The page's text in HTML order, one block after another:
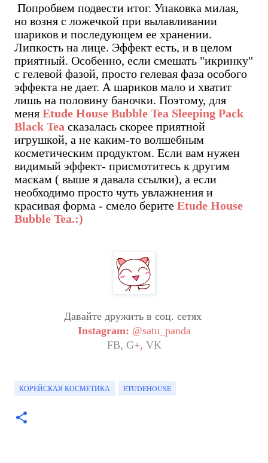
Попробвем подвести итог. Упаковка милая,
но возня с ложечкой при вылавливании
шариков и последующем ее хранении.
Липкость на лице. Эффект есть, и в целом
приятный. Особенно, если смешать "икринку"
с гелевой фазой, просто гелевая фаза особого
эффекта не дает. А шариков мало и хватит
лишь на половину баночки. Поэтому, для
меня Etude House Bubble Tea Sleeping Pack
Black Tea сказалась скорее приятной
игрушкой, а не каким-то волшебным
косметическим продуктом. Если вам нужен
видимый эффект- присмотитесь к другим
маскам ( выше я давала ссылки), а если
необходимо просто чуть увлажнения и
красивая форма - смело берите Etude House
Bubble Tea.:)
Давайте дружить в соц. сетях
Instagram: @satu_panda
FB, G+, VK
КОРЕЙСКАЯ КОСМЕТИКА ETUDEHOUSE